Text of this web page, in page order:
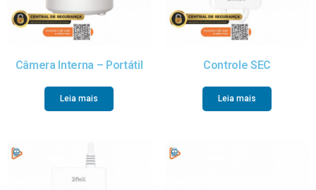
Câmera Interna – Portátil
Leia mais
Controle SEC
Leia mais